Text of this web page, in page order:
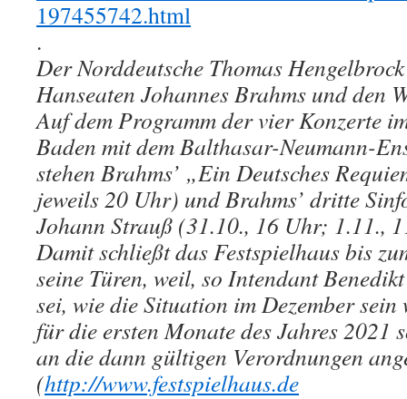
197455742.html
.
Der Norddeutsche Thomas
Hanseaten Johannes Brahms und den
Auf dem Programm der vier Konzerte
Baden mit dem Balthasar-Neumann-
stehen Brahms’ „Ein Deutsches
jeweils 20 Uhr) und Brahms’ dritte
Johann Strauß (31.10., 16 Uhr; 1.11.,
Damit schließt das Festspielhaus bis
seine Türen, weil, so Intendant
sei, wie die Situation im Dezember
für die ersten Monate des Jahres 2021
an die dann gültigen Verordnungen
(http://www.festspielhaus.de